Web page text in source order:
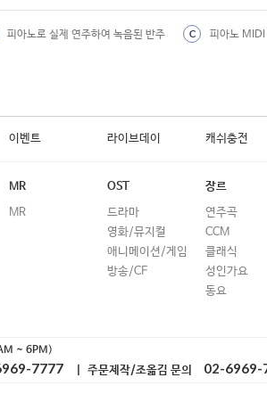
피아노로 실제 연주하여 녹음된 반주 C 피아노 MIDI
이벤트 라이브데이 캐쉬충전
MR
MR
OST
드라마
영화/뮤지컬
애니메이션/게임
방송/CF
장르
연주곡
CCM
클래식
성인가요
동요
~ 6PM)
7777 | 주문제작/조옮김 문의 02-6969-